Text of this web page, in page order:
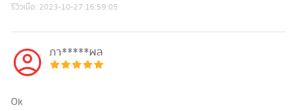
รีวิวเมื่อ: 2023-10-27 16:59:05
ภา*****ผล
Ok